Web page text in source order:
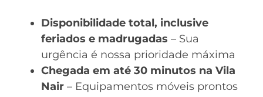
Disponibilidade total, inclusive
feriados e madrugadas – Sua
urgência é nossa prioridade máxima
Chegada em até 30 minutos na Vila
Nair – Equipamentos móveis prontos